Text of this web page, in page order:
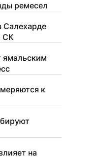
ремесел
Салехарде
СК
ямальским
к
на